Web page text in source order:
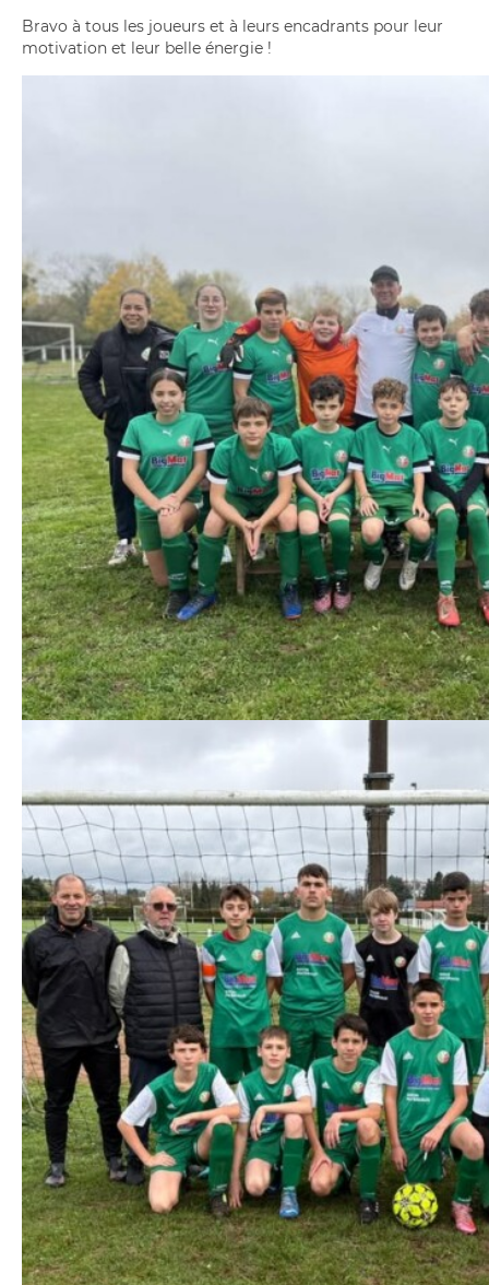
Bravo à tous les joueurs et à leurs encadrants pour leur
motivation et leur belle énergie !